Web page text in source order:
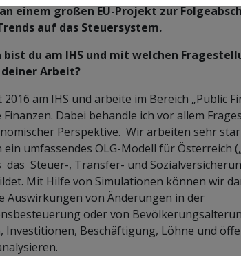
einem großen EU-Projekt zur
auf das Steuersystem.
bist du am IHS und mit welchen
Arbeit?
am IHS und arbeite im Bereich „Public
Dabei behandle ich vor allem
Perspektive. Wir arbeiten sehr
umfassendes OLG-Modell für Österreich
das Steuer-, Transfer- und
Mit Hilfe von Simulationen können wir
Auswirkungen von Änderungen in der
oder von
Investitionen, Beschäftigung, Löhne und